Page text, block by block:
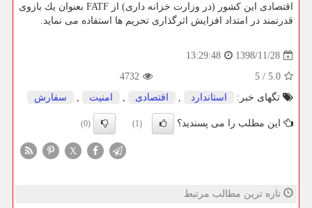
اقتصادی این كشور (در وزارت خزانه داری) از FATF بعنوان یك بازوی
قدرتمند در امتداد افزایش اثرگذاری تحریم ها استفاده می نماید.
1398/11/28
13:29:48
5.0
/
5
4732
تگهای خبر:
استاندارد , اقتصادی , امنیت , سفارش
این مطلب را می پسندید؟ (1)
(0)
X
تازه ترین مطالب مرتبط